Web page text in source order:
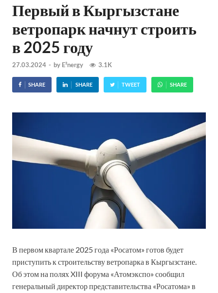
Первый в Кыргызстане
ветропарк начнут строить
в 2025 году
27.03.2024 - by E²nergy 3.1K
SHARE SHARE TWEET SHARE
В первом квартале 2025 года «Росатом» готов будет
приступить к строительству ветропарка в Кыргызстане.
Об этом на полях XIII форума «Атомэкспо» сообщил
генеральный директор представительства «Росатома» в